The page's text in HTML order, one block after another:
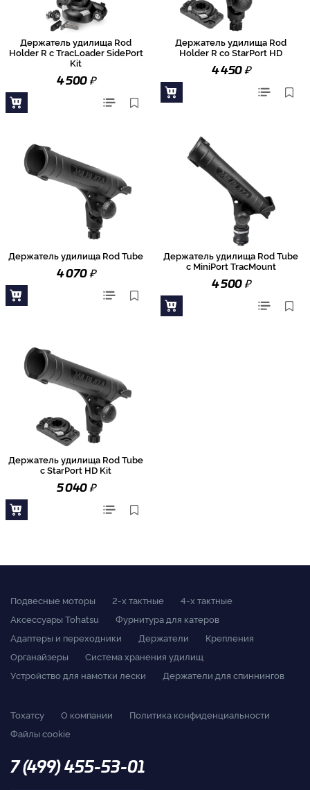
Держатель удилища Rod
Holder R с TracLoader SidePort
Kit
4 500₽
Держатель удилища Rod
Holder R со StarPort HD
4 450₽
Держатель удилища Rod Tube
4 070₽
Держатель удилища Rod Tube
с MiniPort TracMount
4 500₽
Держатель удилища Rod Tube
с StarPort HD Kit
5 040₽
Подвесные моторы 2-x тактные
4-x тактные
Аксессуары Tohatsu
Фурнитура для катеров
Адаптеры и переходники
Держатели
Крепления
Органайзеры
Система хранения удилищ
Устройство для намотки лески
Держатели для спиннингов
Тохатсу О компании
Политика конфиденциальности
Файлы cookie
7 (499) 455-53-01